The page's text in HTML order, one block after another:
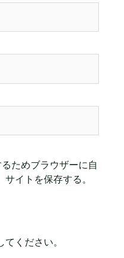
ためブラウザーに自
イトを保存する。
てください。